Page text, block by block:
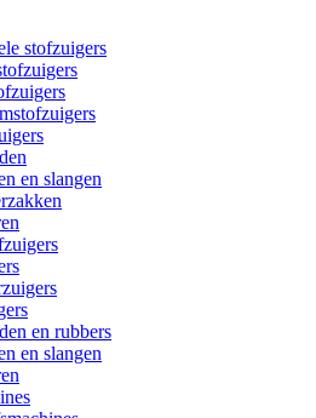
stofzuigers
en slangen
en rubbers
en slangen